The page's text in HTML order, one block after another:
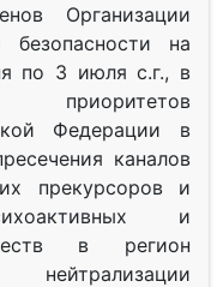
Организации
на
по 3 июля с.г., в
приоритетов
Федерации в
каналов
прекурсоров и
и
в регион
нейтрализации